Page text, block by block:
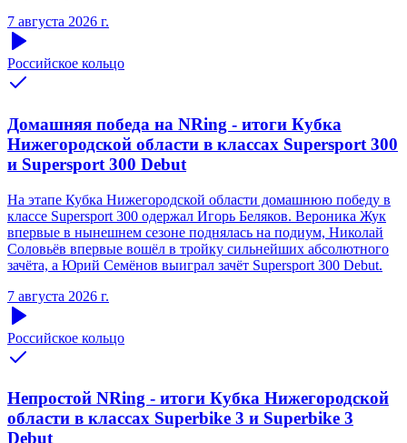
7 августа 2026 г.
Российское кольцо
Домашняя победа на NRing - итоги Кубка
Нижегородской области в классах Supersport 300
и Supersport 300 Debut
На этапе Кубка Нижегородской области домашнюю победу в
классе Supersport 300 одержал Игорь Беляков. Вероника Жук
впервые в нынешнем сезоне поднялась на подиум, Николай
Соловьёв впервые вошёл в тройку сильнейших абсолютного
зачёта, а Юрий Семёнов выиграл зачёт Supersport 300 Debut.
7 августа 2026 г.
Российское кольцо
Непростой NRing - итоги Кубка Нижегородской
области в классах Superbike 3 и Superbike 3
Debut